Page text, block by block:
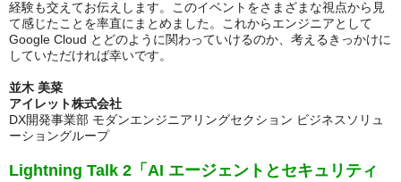
経験も交えてお伝えします。このイベントをさまざまな視点から見
て感じたことを率直にまとめました。これからエンジニアとして
Google Cloud とどのように関わっていけるのか、考えるきっかけに
していただければ幸いです。
並木 美菜
アイレット株式会社
DX開発事業部 モダンエンジニアリングセクション ビジネスソリュ
ーショングループ
Lightning Talk 2「AI エージェントとセキュリティ